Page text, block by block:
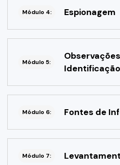
Módulo 4: Espionagem
Módulo 5:
Módulo 6: Fontes de
Módulo 7: